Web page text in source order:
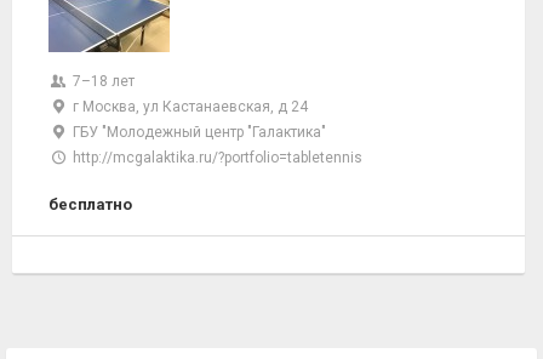
7–18 лет
г Москва, ул Кастанаевская, д 24
ГБУ "Молодежный центр "Галактика"
http://mcgalaktika.ru/?portfolio=tabletennis
бесплатно